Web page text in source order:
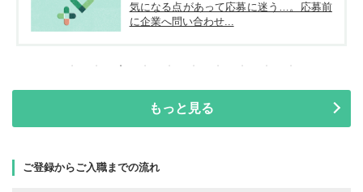
気になる点があって応募に迷う…。応募前
に企業へ問い合わせ...
もっと見る
ご登録からご入職までの流れ